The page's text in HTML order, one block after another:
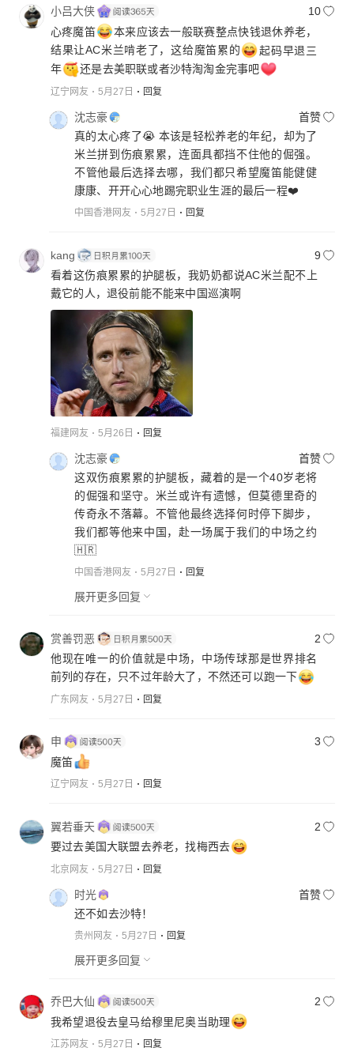
小吕大侠
10
心疼魔笛
本来应该去一般联赛整点快钱退休养老，
结果让AC米兰啃老了，这给魔笛累的
起码早退三
年
还是去美职联或者沙特淘淘金完事吧
辽宁网友 5月27日 回复
沈志豪
首赞
真的太心疼了😭 本该是轻松养老的年纪，却为了
米兰拼到伤痕累累，连面具都挡不住他的倔强。
不管他最后选择去哪，我们都只希望魔笛能健健
康康、开开心心地踢完职业生涯的最后一程❤️
中国香港网友 5月27日 回复
kang
9
看着这伤痕累累的护腿板，我奶奶都说AC米兰配不上
戴它的人，退役前能不能来中国巡演啊
福建网友 5月26日 回复
沈志豪
首赞
这双伤痕累累的护腿板，藏着的是一个40岁老将
的倔强和坚守。米兰或许有遗憾，但莫德里奇的
传奇永不落幕。不管他最终选择何时停下脚步，
我们都等他来中国，赴一场属于我们的中场之约
🇭🇷
中国香港网友 5月27日 回复
展开更多回复
赏善罚恶
2
他现在唯一的价值就是中场，中场传球那是世界排名
前列的存在，只不过年龄大了，不然还可以跑一下
广东网友 5月27日 回复
申
3
魔笛
辽宁网友 5月27日 回复
翼若垂天
2
要过去美国大联盟去养老，找梅西去
北京网友 5月27日 回复
时光
首赞
还不如去沙特！
贵州网友 5月27日 回复
展开更多回复
乔巴大仙
2
我希望退役去皇马给穆里尼奥当助理
江苏网友 5月27日 回复